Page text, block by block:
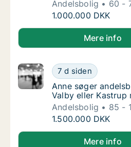
Andelsbolig 60 -
Jane søger
1.000.000 DKK
Jane søger andelsbolig i
Mere info
Anne søger
7 d siden
Anne søger
Anne søger
Valby eller Kastrup
Andelsbolig
85 -
Anne søger
1.500.000 DKK
Anne søger andelsbolig i
Mere info